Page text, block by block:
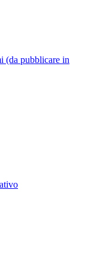
(da pubblicare in